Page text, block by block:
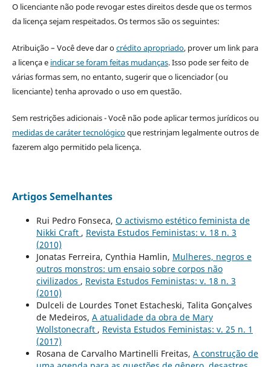
O licenciante não pode revogar estes direitos desde que os termos
da licença sejam respeitados. Os termos são os seguintes:
Atribuição – Você deve dar ocrédito apropriado, prover um link para
a licença e indicar se foram feitas mudanças. Isso pode ser feito de
várias formas sem, no entanto, sugerir que o licenciador (ou
licenciante) tenha aprovado o uso em questão.
Sem restrições adicionais - Você não pode aplicar termos jurídicos ou
medidas de caráter tecnológicoque restrinjam legalmente outros de
fazerem algo permitido pela licença.
Artigos Semelhantes
Rui Pedro Fonseca, O activismo estético feminista de
Nikki Craft , Revista Estudos Feministas: v. 18 n. 3
(2010)
Jonatas Ferreira, Cynthia Hamlin, Mulheres, negros e
outros monstros: um ensaio sobre corpos não
civilizados , Revista Estudos Feministas: v. 18 n. 3
(2010)
Dulceli de Lourdes Tonet Estacheski, Talita Gonçalves
de Medeiros, A atualidade da obra de Mary
Wollstonecraft , Revista Estudos Feministas: v. 25 n. 1
(2017)
Rosana de Carvalho Martinelli Freitas, A construção de